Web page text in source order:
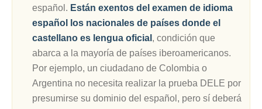
español. Están exentos del examen de idioma
español los nacionales de países donde el
castellano es lengua oficial , condición que
abarca a la mayoría de países iberoamericanos.
Por ejemplo, un ciudadano de Colombia o
Argentina no necesita realizar la prueba DELE por
presumirse su dominio del español, pero sí deberá